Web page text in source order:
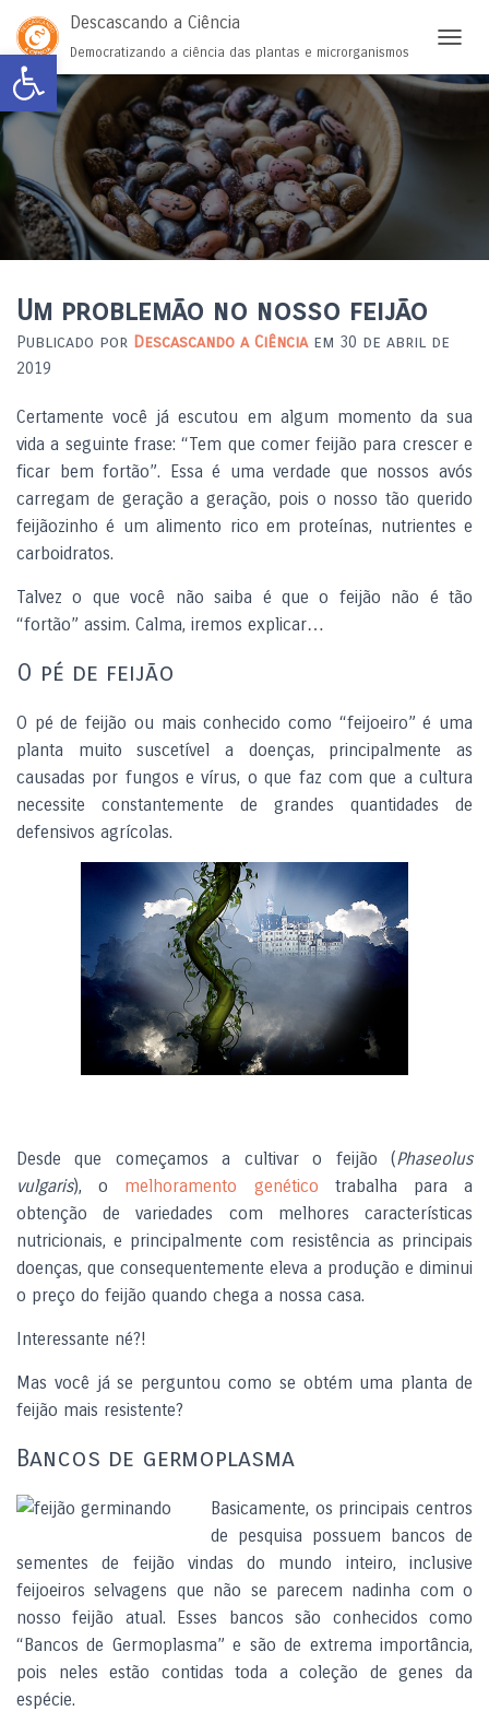
Abrir a barra de ferramentas
Descascando a Ciência
Democratizando a ciência das plantas e microrganismos
Um problemão no nosso feijão
Publicado por Descascando a Ciênciaem 30 de abril de
2019
Certamente você já escutou em algum momento da sua
vida a seguinte frase: “Tem que comer feijão para crescer e
ficar bem fortão”. Essa é uma verdade que nossos avós
carregam de geração a geração, pois o nosso tão querido
feijãozinho é um alimento rico em proteínas, nutrientes e
carboidratos.
Talvez o que você não saiba é que o feijão não é tão
“fortão” assim. Calma, iremos explicar…
O pé de feijão
O pé de feijão ou mais conhecido como “feijoeiro” é uma
planta muito suscetível a doenças, principalmente as
causadas por fungos e vírus, o que faz com que a cultura
necessite constantemente de grandes quantidades de
defensivos agrícolas.
Desde que começamos a cultivar o feijão (Phaseolus
vulgaris), o melhoramento genético trabalha para a
obtenção de variedades com melhores características
nutricionais, e principalmente com resistência as principais
doenças, que consequentemente eleva a produção e diminui
o preço do feijão quando chega a nossa casa.
Interessante né?!
Mas você já se perguntou como se obtém uma planta de
feijão mais resistente?
Bancos de germoplasma
Basicamente, os principais centros
de pesquisa possuem bancos de
sementes de feijão vindas do mundo inteiro, inclusive
feijoeiros selvagens que não se parecem nadinha com o
nosso feijão atual. Esses bancos são conhecidos como
“Bancos de Germoplasma” e são de extrema importância,
pois neles estão contidas toda a coleção de genes da
espécie.